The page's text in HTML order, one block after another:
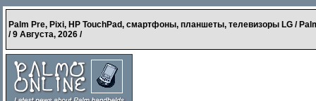
Palm Pre, Pixi, HP TouchPad, смартфоны, планшеты, телевизоры LG /
/9 Августа, 2026 /